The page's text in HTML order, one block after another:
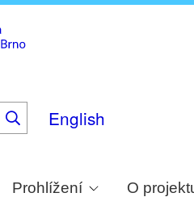
English
Prohlížení O